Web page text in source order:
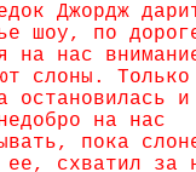
Джордж
шоу, по
на нас
слоны. Только
остановилась
на нас
пока
ее, схватил за